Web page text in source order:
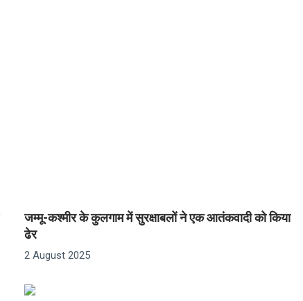
जम्मू-कश्मीर के कुलगाम में सुरक्षाबलों ने एक आतंकवादी को किया
ढेर
2 August 2025